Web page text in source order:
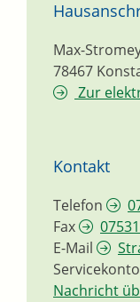
Max-
78467
Zur
Kontakt
Telefon
Fax
E-Mail
Servicekonto
Nachricht